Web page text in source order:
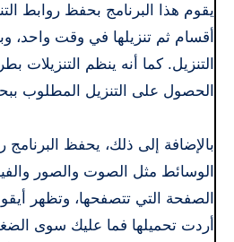
يقوم هذا البرنامج بحفظ روابط
أقسام ثم تنزيلها في وقت واحد،
التنزيل. كما أنه ينظم التنزيلات
الحصول على التنزيل المطلوب
بالإضافة إلى ذلك، يحفظ
الوسائط مثل الصوت والصور
الصفحة التي تتصفحها، وتظهر
أردت تحميلها فما عليك سوى